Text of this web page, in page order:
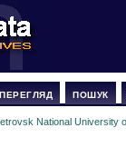
ПЕРЕГЛЯД ПОШУК
National University